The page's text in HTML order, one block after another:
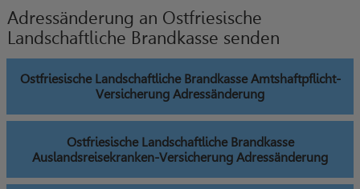
Adressänderung an Ostfriesische
Landschaftliche Brandkasse senden
Ostfriesische Landschaftliche Brandkasse Amtshaftpflicht-
Versicherung Adressänderung
Ostfriesische Landschaftliche Brandkasse
Auslandsreisekranken-Versicherung Adressänderung